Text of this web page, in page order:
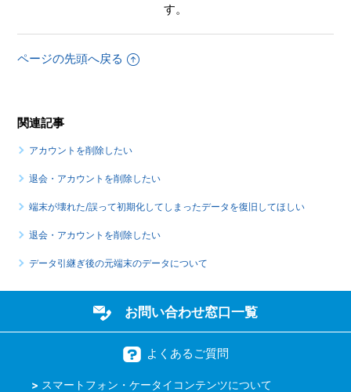
す。
ページの先頭へ戻る
関連記事
アカウントを削除したい
退会・アカウントを削除したい
端末が壊れた/誤って初期化してしまったデータを復旧してほしい
退会・アカウントを削除したい
データ引継ぎ後の元端末のデータについて
お問い合わせ窓口一覧
よくあるご質問
スマートフォン・ケータイコンテンツについて